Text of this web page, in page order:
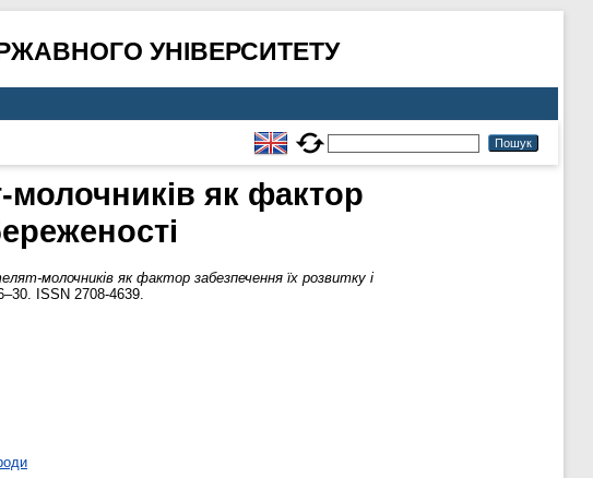
УНІВЕРСИТЕТУ
як фактор
молочників як фактор забезпечення їх розвитку і
ISSN 2708-4639.